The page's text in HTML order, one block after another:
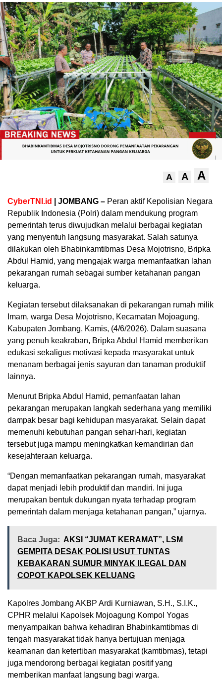
A A A
CyberTNI.id | JOMBANG – Peran aktif Kepolisian Negara
Republik Indonesia (Polri) dalam mendukung program
pemerintah terus diwujudkan melalui berbagai kegiatan
yang menyentuh langsung masyarakat. Salah satunya
dilakukan oleh Bhabinkamtibmas Desa Mojotrisno, Bripka
Abdul Hamid, yang mengajak warga memanfaatkan lahan
pekarangan rumah sebagai sumber ketahanan pangan
keluarga.
Kegiatan tersebut dilaksanakan di pekarangan rumah milik
Imam, warga Desa Mojotrisno, Kecamatan Mojoagung,
Kabupaten Jombang, Kamis, (4/6/2026). Dalam suasana
yang penuh keakraban, Bripka Abdul Hamid memberikan
edukasi sekaligus motivasi kepada masyarakat untuk
menanam berbagai jenis sayuran dan tanaman produktif
lainnya.
Menurut Bripka Abdul Hamid, pemanfaatan lahan
pekarangan merupakan langkah sederhana yang memiliki
dampak besar bagi kehidupan masyarakat. Selain dapat
memenuhi kebutuhan pangan sehari-hari, kegiatan
tersebut juga mampu meningkatkan kemandirian dan
kesejahteraan keluarga.
“Dengan memanfaatkan pekarangan rumah, masyarakat
dapat menjadi lebih produktif dan mandiri. Ini juga
merupakan bentuk dukungan nyata terhadap program
pemerintah dalam menjaga ketahanan pangan,” ujarnya.
Baca Juga: AKSI “JUMAT KERAMAT”, LSM
GEMPITA DESAK POLISI USUT TUNTAS
KEBAKARAN SUMUR MINYAK ILEGAL DAN
COPOT KAPOLSEK KELUANG
Kapolres Jombang AKBP Ardi Kurniawan, S.H., S.I.K.,
CPHR melalui Kapolsek Mojoagung Kompol Yogas
menyampaikan bahwa kehadiran Bhabinkamtibmas di
tengah masyarakat tidak hanya bertujuan menjaga
keamanan dan ketertiban masyarakat (kamtibmas), tetapi
juga mendorong berbagai kegiatan positif yang
memberikan manfaat langsung bagi warga.